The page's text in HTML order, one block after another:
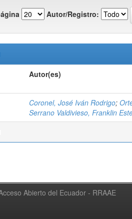
Autor/Registro:
Autor(es)
Coronel, José Iván Rodrigo;
Serrano Valdivieso, Franklin
Abierto del Ecuador - RRAAE